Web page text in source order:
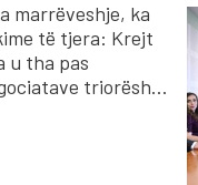
marrëveshje, ka
të tjera: Krejt
u tha pas
triorëshe